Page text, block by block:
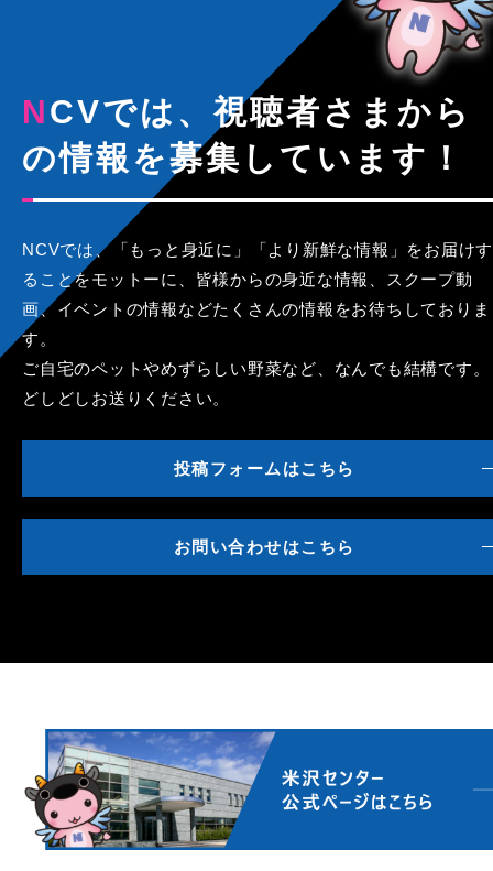
NCVでは、視聴者さまから
の情報を募集しています！
NCVでは、「もっと身近に」「より新鮮な情報」をお届けす
ることをモットーに、皆様からの身近な情報、スクープ動
画、イベントの情報などたくさんの情報をお待ちしておりま
す。
ご自宅のペットやめずらしい野菜など、なんでも結構です。
どしどしお送りください。
投稿フォームはこちら
お問い合わせはこちら